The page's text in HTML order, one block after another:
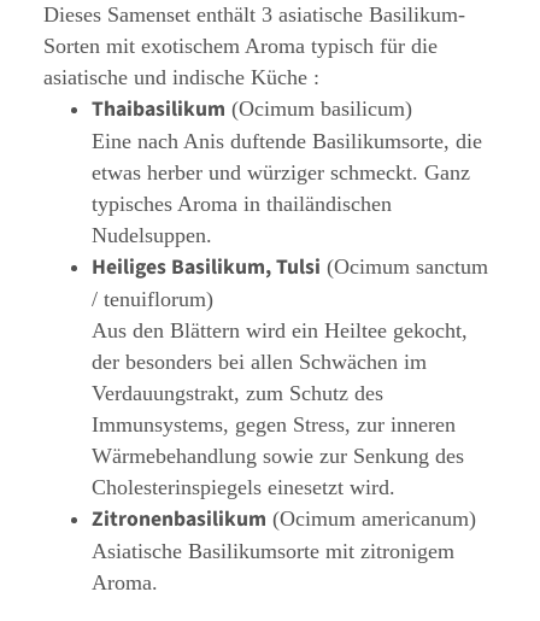
Dieses Samenset enthält 3 asiatische Basilikum-
Sorten mit exotischem Aroma typisch für die
asiatische und indische Küche :
Thaibasilikum (Ocimum basilicum)
Eine nach Anis duftende Basilikumsorte, die
etwas herber und würziger schmeckt. Ganz
typisches Aroma in thailändischen
Nudelsuppen.
Heiliges Basilikum, Tulsi (Ocimum sanctum
/ tenuiflorum)
Aus den Blättern wird ein Heiltee gekocht,
der besonders bei allen Schwächen im
Verdauungstrakt, zum Schutz des
Immunsystems, gegen Stress, zur inneren
Wärmebehandlung sowie zur Senkung des
Cholesterinspiegels einesetzt wird.
Zitronenbasilikum (Ocimum americanum)
Asiatische Basilikumsorte mit zitronigem
Aroma.